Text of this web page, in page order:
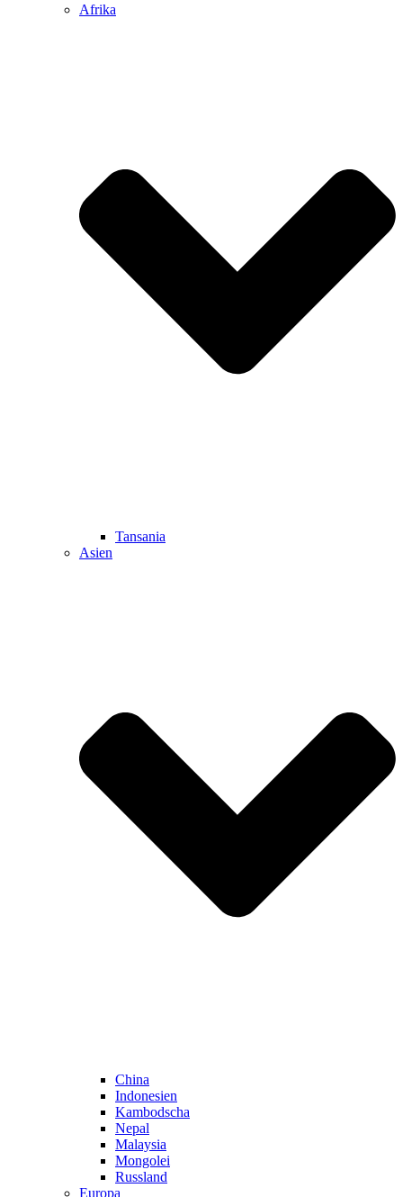
Afrika
Tansania
Asien
China
Indonesien
Kambodscha
Nepal
Malaysia
Mongolei
Russland
Europa